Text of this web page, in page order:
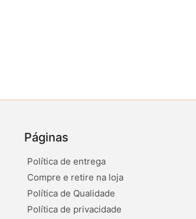
Páginas
Política de entrega
Compre e retire na loja
Política de Qualidade
Política de privacidade